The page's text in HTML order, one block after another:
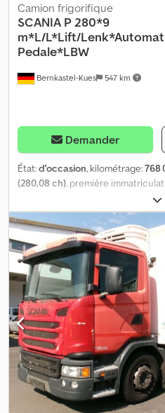
Bernkastel-Kues 547 km
Camion frigorifique
SCANIA P 280*9
m*L/L*Lift/
Pedale*LBW
Demander
État:d'occasion, kilométrage:768
(280,08 ch), première
25
essieux, couleur:rouge, type
d'émission:Euro 6, longueur
2 600 mm, hauteur totale:3 600 mm
chargement:50 m³ , longueur de
mm , largeur de l’espace de
l'espace de chargement:2 200 mm
Équipement:ABS, filtre à
isotherme * Dimensions de la
x 2 200 mm * Plateau élévateur
aluminium * Groupe frigorifique
Suspension pneumatique
suiveur avec élévation * Pare-
du différentiel * Boîte de
Régulateur de vitesse * État des